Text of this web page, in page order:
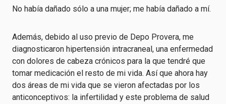
No había dañado sólo a una mujer; me había dañado a mí.
Además, debido al uso previo de Depo Provera, me
diagnosticaron hipertensión intracraneal, una enfermedad
con dolores de cabeza crónicos para la que tendré que
tomar medicación el resto de mi vida. Así que ahora hay
dos áreas de mi vida que se vieron afectadas por los
anticonceptivos: la infertilidad y este problema de salud